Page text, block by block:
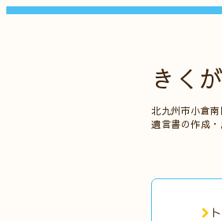
きく
北九州市小倉
遺言書の作成